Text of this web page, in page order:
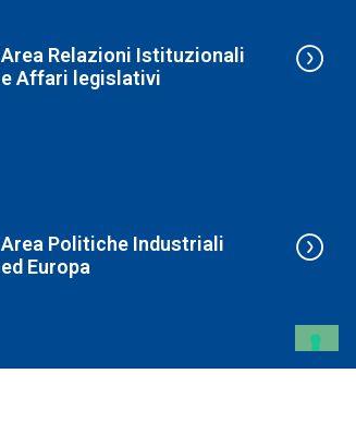
Area Relazioni Istituzionali
e Affari legislativi
Area Politiche Industriali
ed Europa